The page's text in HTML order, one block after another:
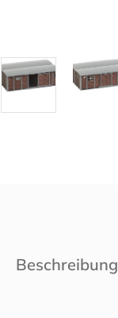
Beschreibung